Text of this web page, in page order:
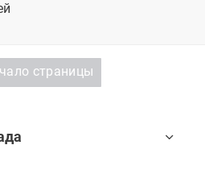
страницы